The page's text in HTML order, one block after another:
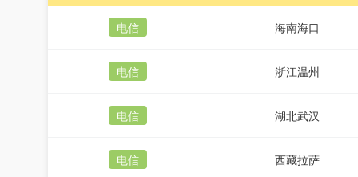
电信 海南海口
电信 浙江温州
电信 湖北武汉
电信 西藏拉萨